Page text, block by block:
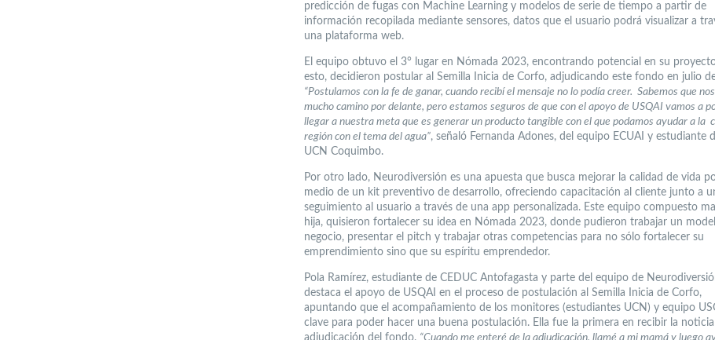
predicción de fugas con Machine Learning y modelos de serie de tiempo a partir de
información recopilada mediante sensores, datos que el usuario podrá visualizar a
una plataforma web.
El equipo obtuvo el 3° lugar en Nómada 2023, encontrando potencial en su
esto, decidieron postular al Semilla Inicia de Corfo, adjudicando este fondo en julio
“Postulamos con la fe de ganar, cuando recibí el mensaje no lo podía creer. Sabemos que
mucho camino por delante, pero estamos seguros de que con el apoyo de USQAI vamos a
llegar a nuestra meta que es generar un producto tangible con el que podamos ayudar a la
región con el tema del agua”, señaló Fernanda Adones, del equipo ECUAI y estudiante
UCN Coquimbo.
Por otro lado, Neurodiversión es una apuesta que busca mejorar la calidad de vida
medio de un kit preventivo de desarrollo, ofreciendo capacitación al cliente junto a
seguimiento al usuario a través de una app personalizada. Este equipo compuesto
hija, quisieron fortalecer su idea en Nómada 2023, donde pudieron trabajar un
negocio, presentar el pitch y trabajar otras competencias para no sólo fortalecer su
emprendimiento sino que su espíritu emprendedor.
Pola Ramírez, estudiante de CEDUC Antofagasta y parte del equipo de
destaca el apoyo de USQAI en el proceso de postulación al Semilla Inicia de Corfo,
apuntando que el acompañamiento de los monitores (estudiantes UCN) y equipo
clave para poder hacer una buena postulación. Ella fue la primera en recibir la noticia
adjudicación del fondo. “Cuando me enteré de la adjudicación, llamé a mi mamá y luego